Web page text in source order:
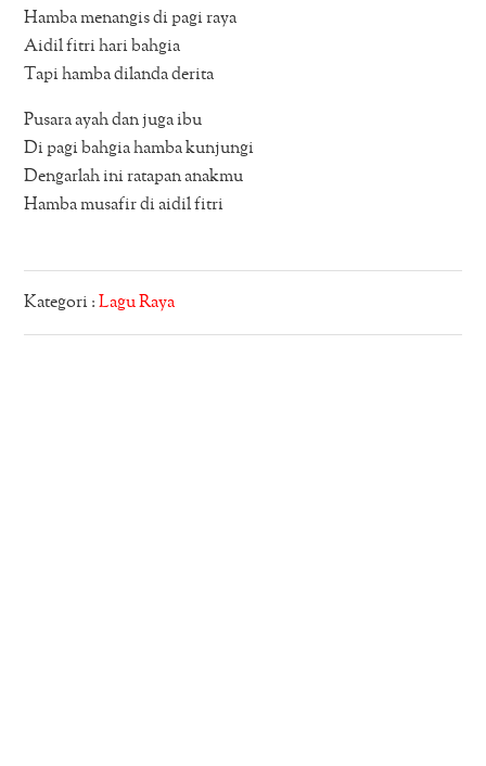
Hamba menangis di pagi raya
Aidil fitri hari bahgia
Tapi hamba dilanda derita
Pusara ayah dan juga ibu
Di pagi bahgia hamba kunjungi
Dengarlah ini ratapan anakmu
Hamba musafir di aidil fitri
Kategori :Lagu Raya